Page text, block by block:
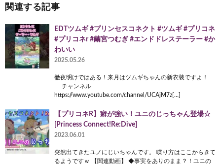
関連する記事
EDTツムギ #プリンセスコネクト #ツムギ #プリコネ
#プリコネr #繭宮つむぎ #エンドドレステーラー #か
わいい
2025.05.26
徹夜明けではある！来月はツムギちゃんの新衣装ですよ！
チャンネル
https://www.youtube.com/channel/UCAjM7z[…]
【プリコネR】癖が強い！ユニのじっちゃん登場☆
[Princess Connect!Re:Dive]
2023.06.01
突然出てきたユノにじいちゃんです。 喋り方はここからきて
るようですｗ 【関連動画】 ◆事実をありのまま？！ユニの